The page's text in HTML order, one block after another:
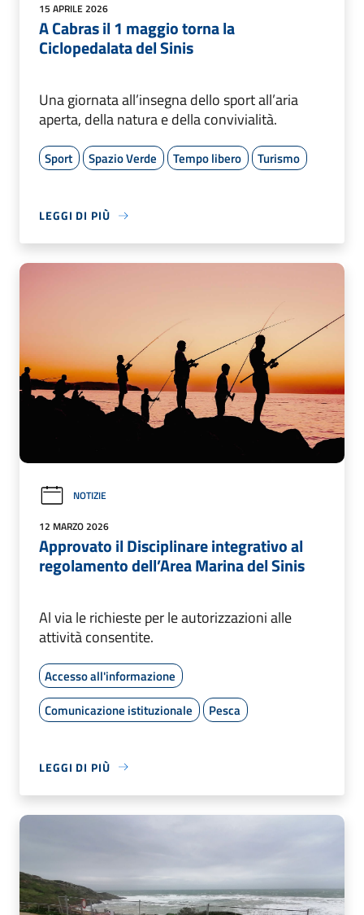
15 APRILE 2026
A Cabras il 1 maggio torna la
Ciclopedalata del Sinis
Una giornata all’insegna dello sport all’aria
aperta, della natura e della convivialità.
Sport Spazio Verde Tempo libero Turismo
LEGGI DI PIÙ
NOTIZIE
12 MARZO 2026
Approvato il Disciplinare integrativo al
regolamento dell’Area Marina del Sinis
Al via le richieste per le autorizzazioni alle
attività consentite.
Accesso all'informazione
Comunicazione istituzionale
Pesca
LEGGI DI PIÙ